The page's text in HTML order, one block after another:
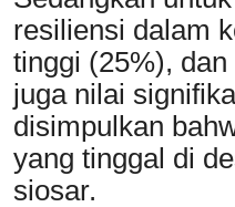
resiliensi dalam
tinggi (25%),
juga nilai
disimpulkan
yang tinggal di
siosar.